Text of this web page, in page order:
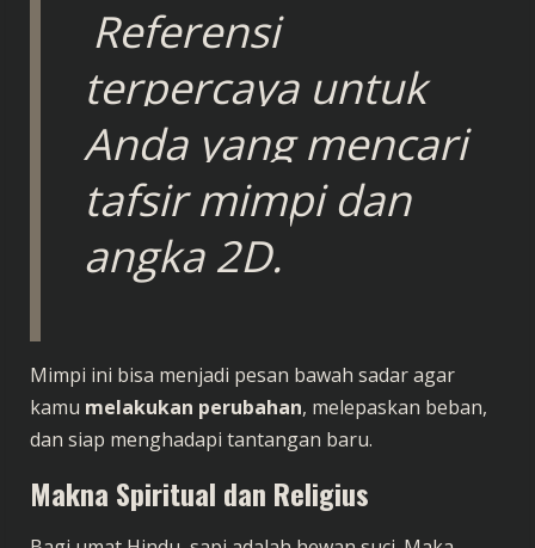
Referensi
terpercaya untuk
Anda yang mencari
tafsir mimpi dan
angka 2D.
Mimpi ini bisa menjadi pesan bawah sadar agar
kamu melakukan perubahan, melepaskan beban,
dan siap menghadapi tantangan baru.
Makna Spiritual dan Religius